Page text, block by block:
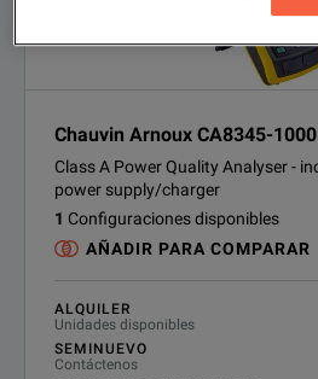
Chauvin Arnoux CA8345-
Class A Power Quality Analyser -
power supply/charger
1 Configuraciones disponibles
AÑADIR PARA COMPARAR
ALQUILER
Unidades disponibles
SEMINUEVO
Contáctenos